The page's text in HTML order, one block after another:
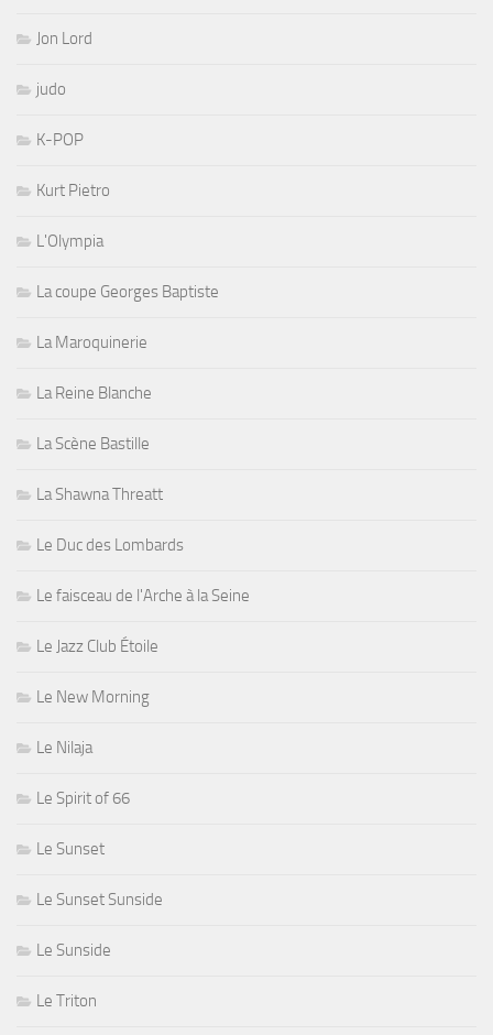
Jon Lord
judo
K-POP
Kurt Pietro
L'Olympia
La coupe Georges Baptiste
La Maroquinerie
La Reine Blanche
La Scène Bastille
La Shawna Threatt
Le Duc des Lombards
Le faisceau de l'Arche à la Seine
Le Jazz Club Étoile
Le New Morning
Le Nilaja
Le Spirit of 66
Le Sunset
Le Sunset Sunside
Le Sunside
Le Triton